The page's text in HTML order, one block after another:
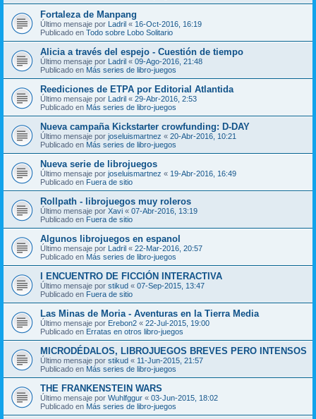
Fortaleza de Manpang
Último mensaje por Ladril « 16-Oct-2016, 16:19
Publicado en Todo sobre Lobo Solitario
Alicia a través del espejo - Cuestión de tiempo
Último mensaje por Ladril « 09-Ago-2016, 21:48
Publicado en Más series de libro-juegos
Reediciones de ETPA por Editorial Atlantida
Último mensaje por Ladril « 29-Abr-2016, 2:53
Publicado en Más series de libro-juegos
Nueva campaña Kickstarter crowfunding: D-DAY
Último mensaje por joseluismartnez « 20-Abr-2016, 10:21
Publicado en Más series de libro-juegos
Nueva serie de librojuegos
Último mensaje por joseluismartnez « 19-Abr-2016, 16:49
Publicado en Fuera de sitio
Rollpath - librojuegos muy roleros
Último mensaje por Xavi « 07-Abr-2016, 13:19
Publicado en Fuera de sitio
Algunos librojuegos en espanol
Último mensaje por Ladril « 22-Mar-2016, 20:57
Publicado en Más series de libro-juegos
I ENCUENTRO DE FICCIÓN INTERACTIVA
Último mensaje por stikud « 07-Sep-2015, 13:47
Publicado en Fuera de sitio
Las Minas de Moria - Aventuras en la Tierra Media
Último mensaje por Erebon2 « 22-Jul-2015, 19:00
Publicado en Erratas en otros libro-juegos
MICRODÉDALOS, LIBROJUEGOS BREVES PERO INTENSOS
Último mensaje por stikud « 11-Jun-2015, 21:57
Publicado en Más series de libro-juegos
THE FRANKENSTEIN WARS
Último mensaje por Wuhlfggur « 03-Jun-2015, 18:02
Publicado en Más series de libro-juegos